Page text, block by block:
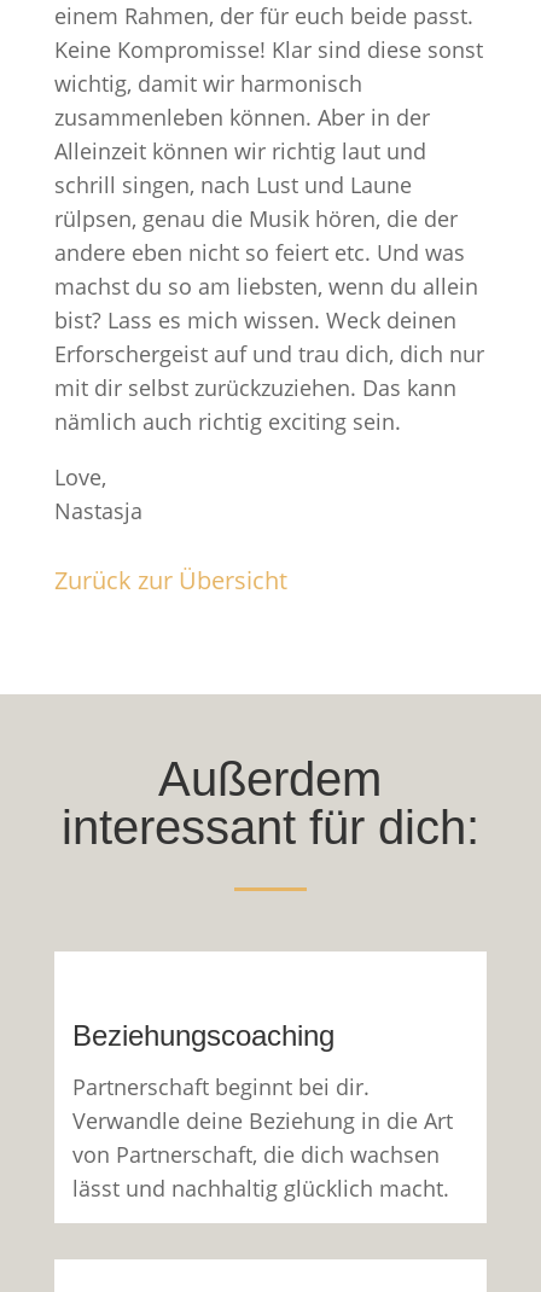
einem Rahmen, der für euch beide passt.
Keine Kompromisse! Klar sind diese sonst
wichtig, damit wir harmonisch
zusammenleben können. Aber in der
Alleinzeit können wir richtig laut und
schrill singen, nach Lust und Laune
rülpsen, genau die Musik hören, die der
andere eben nicht so feiert etc. Und was
machst du so am liebsten, wenn du allein
bist? Lass es mich wissen. Weck deinen
Erforschergeist auf und trau dich, dich nur
mit dir selbst zurückzuziehen. Das kann
nämlich auch richtig exciting sein.
Love,
Nastasja
Zurück zur Übersicht
Außerdem
interessant für dich:
Beziehungscoaching
Partnerschaft beginnt bei dir.
Verwandle deine Beziehung in die Art
von Partnerschaft, die dich wachsen
lässt und nachhaltig glücklich macht.